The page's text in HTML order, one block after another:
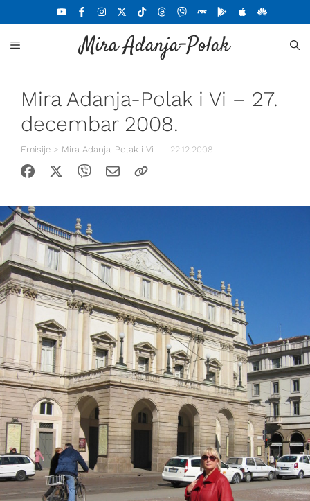
na
sadržaj
Mira Adanja-Polak
MENU
Mira Adanja-Polak i Vi – 27.
decembar 2008.
Emisije > Mira Adanja-Polak i Vi – 22.12.2008